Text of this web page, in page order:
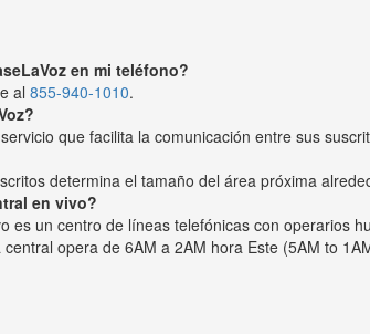
en mi teléfono?
al 855-940-1010.
que facilita la comunicación entre sus
determina el tamaño del área próxima
en vivo?
es un centro de líneas telefónicas con operarios
opera de 6AM a 2AM hora Este (5AM to